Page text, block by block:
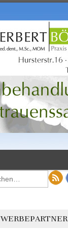
WERBEPARTNER